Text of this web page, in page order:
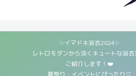
✨イマドキ浴衣2024✨
レトロモダンから淡くキュートな浴
ご紹介します！❤️
夏祭り・イベントにぴったり♡